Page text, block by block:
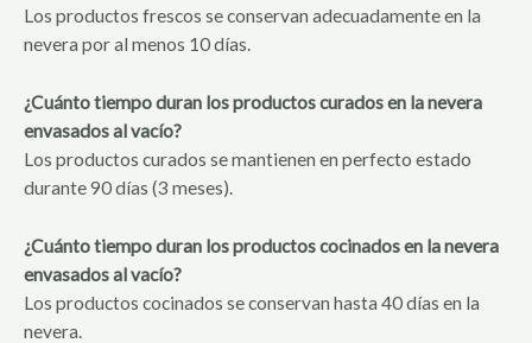
Los productos frescos se conservan adecuadamente en la
nevera por al menos 10 días.
¿Cuánto tiempo duran los productos curados en la nevera
envasados al vacío?
Los productos curados se mantienen en perfecto estado
durante 90 días (3 meses).
¿Cuánto tiempo duran los productos cocinados en la nevera
envasados al vacío?
Los productos cocinados se conservan hasta 40 días en la
nevera.